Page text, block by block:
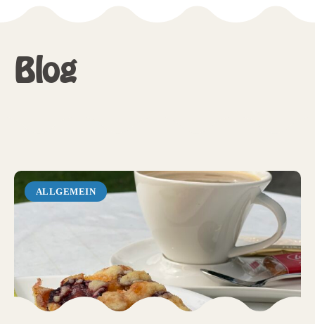
Blog
ALLGEMEIN